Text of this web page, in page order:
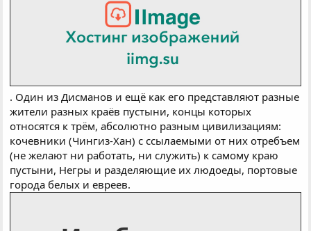
. Один из Дисманов и ещё как его представляют разные
жители разных краёв пустыни, концы которых
относятся к трём, абсолютно разным цивилизациям:
кочевники (Чингиз-Хан) с ссылаемыми от них отребъем
(не желают ни работать, ни служить) к самому краю
пустыни, Негры и разделяющие их людоеды, портовые
города белых и евреев.